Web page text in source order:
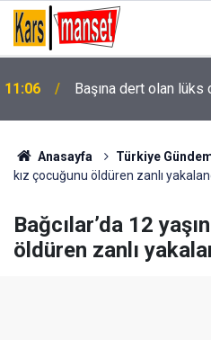
11:06 Başına dert olan lüks
Anasayfa Türkiye
kız çocuğunu öldüren zanlı
Bağcılar’da 12
öldüren zanlı